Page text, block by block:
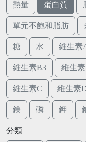
熱量 蛋白質
單元不飽和脂肪
糖 水 維生素
維生素B3 維生
維生素C 維生素
鎂 磷 鉀
分類